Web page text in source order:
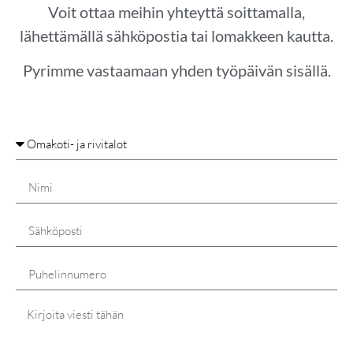
Voit ottaa meihin yhteyttä soittamalla,
lähettämällä sähköpostia tai lomakkeen kautta.
Pyrimme vastaamaan yhden työpäivän sisällä.